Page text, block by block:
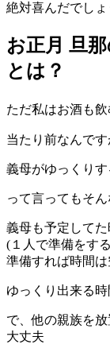
絶対喜んだでしょ
お正月 旦
とは？
当たり前なんで
義母がゆっくり
って言ってもそ
義母も予定して
(１人で準備をす
準備すれば時間
ゆっくり出来る
で、他の親族を
大丈夫